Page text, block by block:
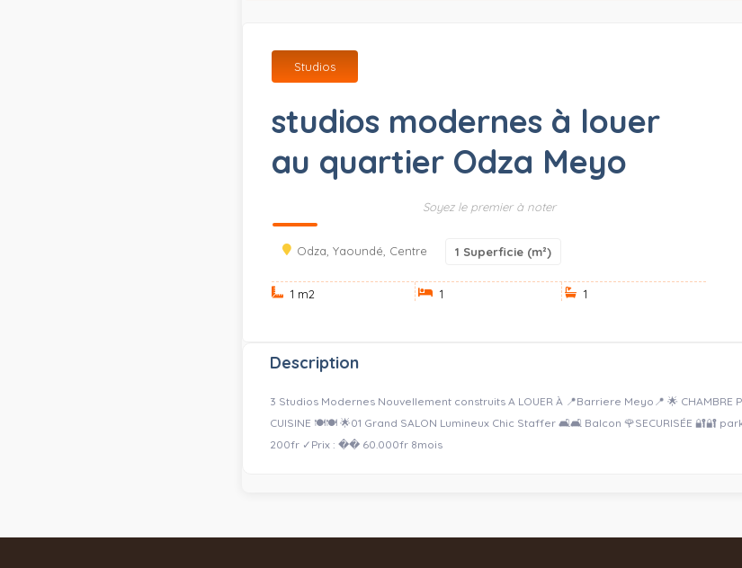
Studios
studios modernes à louer
au quartier Odza Meyo
Soyez le premier à noter
Odza, Yaoundé, Centre 1 Superficie (m²)
1 m2 1 1
Description
3 Studios Modernes Nouvellement construits A LOUER À 📍Barriere Meyo📍 🌟 CHAMBRE
CUISINE 🍽️🍽️ 🌟01 Grand SALON Lumineux Chic Staffer 🛋️🛋️ Balcon 🌹SECURISÉE 🔐🔐
200fr ✓Prix : �� 60.000fr 8mois